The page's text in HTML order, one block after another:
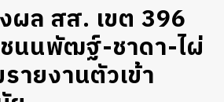
ล สส. เขต 396
นนพัฒฐ์-ชาดา-ไผ่
ายงานตัวเข้า